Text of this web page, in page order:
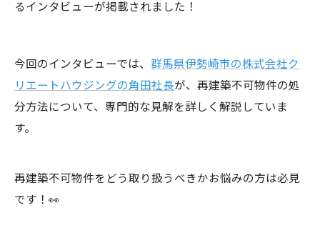
るインタビューが掲載されました！
今回のインタビューでは、 群馬県伊勢崎市の株式会社ク
リエートハウジングの角田社長が、再建築不可物件の処
分方法について、専門的な見解を詳しく解説していま
す。
再建築不可物件をどう取り扱うべきかお悩みの方は必見
です！👀